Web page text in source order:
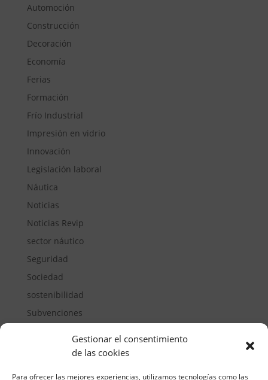
Gestionar el consentimiento
de las cookies
Para ofrecer las mejores experiencias, utilizamos tecnologías como las
Automoción
Construcción
Decoración
Economía
Ferias
Formación
Frío Industrial
Impresión en vidrio
Innovación
Legislación laboral
Náutica
Noticias
Noticias Revip
sector náutico
Seguridad
Sociedad
sostenibilidad
Subvenciones